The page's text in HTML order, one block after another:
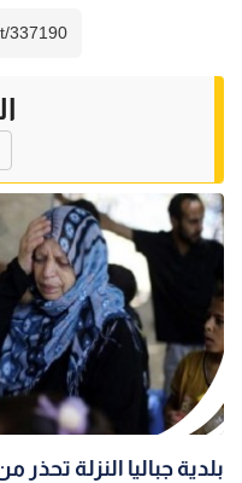
بلدية جباليا النزلة تحذر